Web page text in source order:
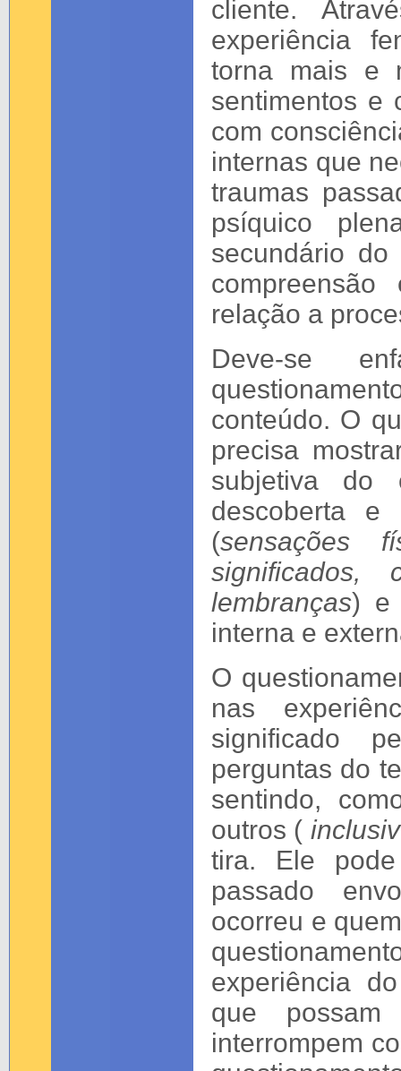
cliente.
experiência
torna mais e
sentimentos e
com
internas que
traumas
psíquico
secundário do
relação a
Deve-se
conteúdo. O
precisa
subjetiva do
descoberta e
(sensações
significados,
lembranças) e
interna e
O
nas
significado
perguntas do
sentindo,
outros (
tira. Ele
passado
ocorreu e
experiência
que
interrompem